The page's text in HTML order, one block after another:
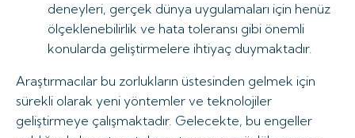
deneyleri, gerçek dünya uygulamaları için henüz
ölçeklenebilirlik ve hata toleransı gibi önemli
konularda geliştirmelere ihtiyaç duymaktadır.
Araştırmacılar bu zorlukların üstesinden gelmek için
sürekli olarak yeni yöntemler ve teknolojiler
geliştirmeye çalışmaktadır. Gelecekte, bu engeller